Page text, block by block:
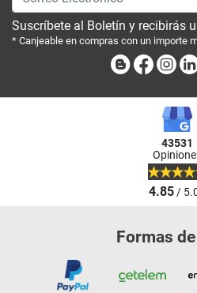
Suscríbete al Boletín y recibirás
* Canjeable en compras con un importe
Blog
43531
4.85/
Formas